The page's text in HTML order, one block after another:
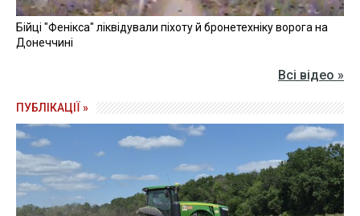
Бійці "Фенікса" ліквідували піхоту й бронетехніку ворога на
Донеччині
Всі відео »
ПУБЛІКАЦІЇ »